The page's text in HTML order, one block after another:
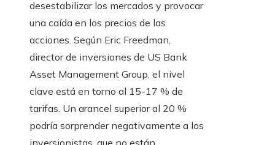
desestabilizar los mercados y provocar
una caída en los precios de las
acciones. Según Eric Freedman,
director de inversiones de US Bank
Asset Management Group, el nivel
clave está en torno al 15-17 % de
tarifas. Un arancel superior al 20 %
podría sorprender negativamente a los